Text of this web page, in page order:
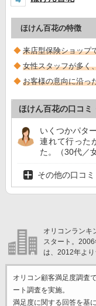
ほけん百花の特徴
来店型保険ショップ
女性スタッフが多く
お客様の意向に沿っ
ほけん百花の口コミ
いくつかパタ
連れて行った
た。（30代／
その他の口コミ
オリコンランキ
スタート。
は、2012年より
オリコン顧客満足度調査
ート調査を実施。
満足度に関する回答を基